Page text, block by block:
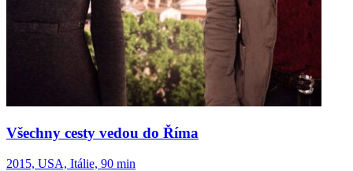
Všechny cesty vedou do Říma
2015, USA, Itálie, 90 min